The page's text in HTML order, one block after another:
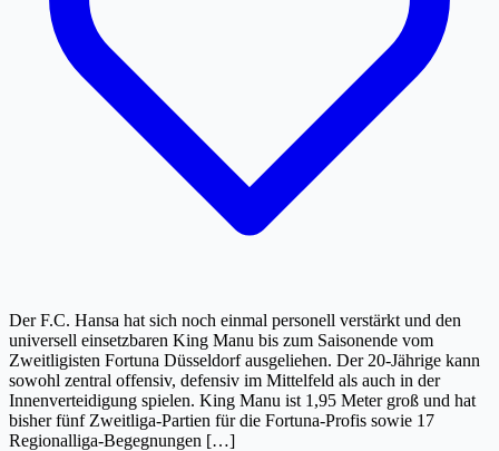
Der F.C. Hansa hat sich noch einmal personell verstärkt und den
universell einsetzbaren King Manu bis zum Saisonende vom
Zweitligisten Fortuna Düsseldorf ausgeliehen. Der 20-Jährige kann
sowohl zentral offensiv, defensiv im Mittelfeld als auch in der
Innenverteidigung spielen. King Manu ist 1,95 Meter groß und hat
bisher fünf Zweitliga-Partien für die Fortuna-Profis sowie 17
Regionalliga-Begegnungen […]